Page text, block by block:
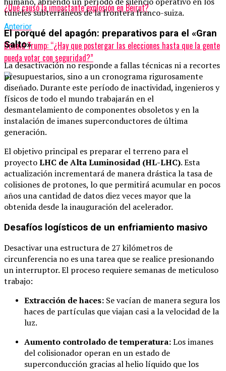
¿Qué causó la impactante explosión en Beirut?
Anterior
Donald Trump: “¿Hay que postergar las elecciones hasta que la gente
pueda votar con seguridad?”
túneles subterráneos de la frontera franco-suiza.
El porqué del apagón: preparativos para el «Gran
Salto»
La desactivación no responde a fallas técnicas ni a recortes
presupuestarios, sino a un cronograma rigurosamente
diseñado. Durante este período de inactividad, ingenieros y
físicos de todo el mundo trabajarán en el
desmantelamiento de componentes obsoletos y en la
instalación de imanes superconductores de última
generación.
El objetivo principal es preparar el terreno para el
proyectoLHC de Alta Luminosidad (HL-LHC). Esta
actualización incrementará de manera drástica la tasa de
colisiones de protones, lo que permitirá acumular en pocos
años una cantidad de datos diez veces mayor que la
obtenida desde la inauguración del acelerador.
Desafíos logísticos de un enfriamiento masivo
Desactivar una estructura de 27 kilómetros de
circunferencia no es una tarea que se realice presionando
un interruptor. El proceso requiere semanas de meticuloso
trabajo:
Extracción de haces: Se vacían de manera segura los
haces de partículas que viajan casi a la velocidad de la
luz.
Aumento controlado de temperatura:Los imanes
del colisionador operan en un estado de
superconducción gracias al helio líquido que los